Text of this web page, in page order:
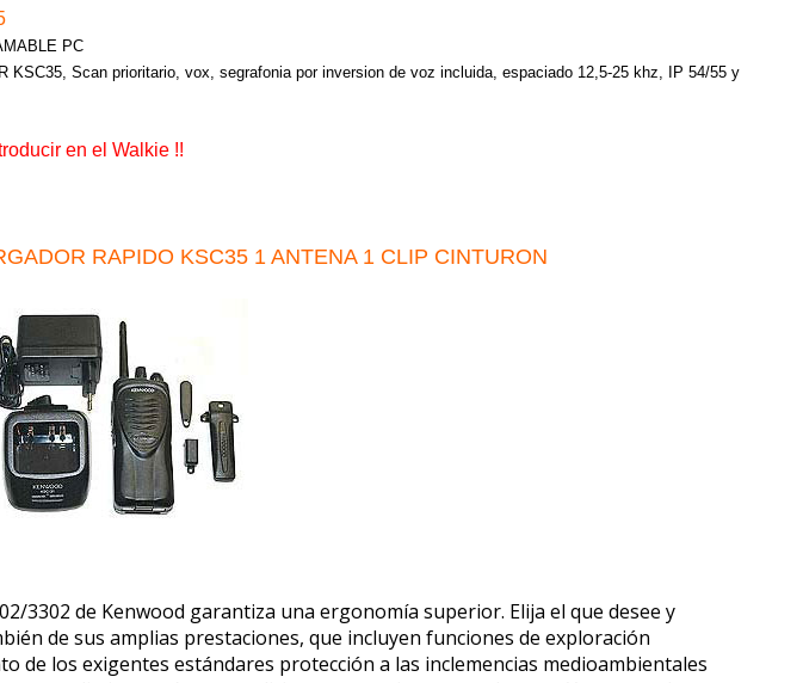
PC
KSC35, Scan prioritario, vox, segrafonia por inversion de voz incluida, espaciado 12,5-25 khz, IP 54/55 y
en el Walkie !!
RAPIDO KSC35 1 ANTENA 1 CLIP CINTURON
3302 de Kenwood garantiza una ergonomía superior. Elija el que desee y
de sus amplias prestaciones, que incluyen funciones de exploración
de los exigentes estándares protección a las inclemencias medioambientales